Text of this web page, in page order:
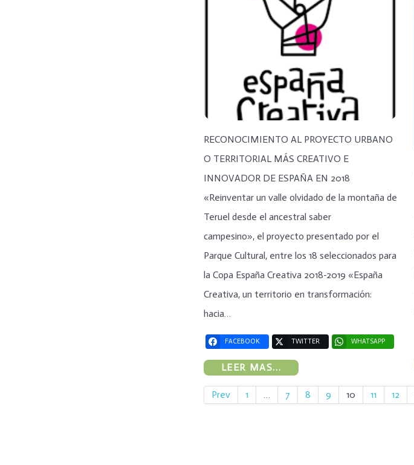
RECONOCIMIENTO AL PROYECTO URBANO
O TERRITORIAL MÁS CREATIVO E
INNOVADOR DE ESPAÑA EN 2018
«Reinventar un valle olvidado de la montaña de
Teruel desde el ancestral saber
campesino», el proyecto presentado por el
Parque Cultural, entre los 18 seleccionados para
la Copa España Creativa 2018-2019 «España
Creativa, un territorio en transformación:
hacia…
FACEBOOK TWITTER WHATSAPP
LEER MAS...
Prev 1 … 7 8 9 10 11 12